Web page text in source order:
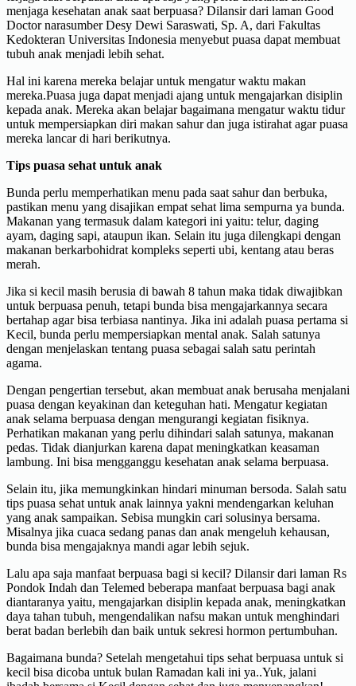
menjaga kesehatan anak saat berpuasa? Dilansir dari laman Good
Doctor narasumber Desy Dewi Saraswati, Sp. A, dari Fakultas
Kedokteran Universitas Indonesia menyebut puasa dapat membuat
tubuh anak menjadi lebih sehat.
Hal ini karena mereka belajar untuk mengatur waktu makan
mereka.Puasa juga dapat menjadi ajang untuk mengajarkan disiplin
kepada anak. Mereka akan belajar bagaimana mengatur waktu tidur
untuk mempersiapkan diri makan sahur dan juga istirahat agar puasa
mereka lancar di hari berikutnya.
Tips puasa sehat untuk anak
Bunda perlu memperhatikan menu pada saat sahur dan berbuka,
pastikan menu yang disajikan empat sehat lima sempurna ya bunda.
Makanan yang termasuk dalam kategori ini yaitu: telur, daging
ayam, daging sapi, ataupun ikan. Selain itu juga dilengkapi dengan
makanan berkarbohidrat kompleks seperti ubi, kentang atau beras
merah.
Jika si kecil masih berusia di bawah 8 tahun maka tidak diwajibkan
untuk berpuasa penuh, tetapi bunda bisa mengajarkannya secara
bertahap agar bisa terbiasa nantinya. Jika ini adalah puasa pertama si
Kecil, bunda perlu mempersiapkan mental anak. Salah satunya
dengan menjelaskan tentang puasa sebagai salah satu perintah
agama.
Dengan pengertian tersebut, akan membuat anak berusaha menjalani
puasa dengan keyakinan dan keteguhan hati. Mengatur kegiatan
anak selama berpuasa dengan mengurangi kegiatan fisiknya.
Perhatikan makanan yang perlu dihindari salah satunya, makanan
pedas. Tidak dianjurkan karena dapat meningkatkan keasaman
lambung. Ini bisa mengganggu kesehatan anak selama berpuasa.
Selain itu, jika memungkinkan hindari minuman bersoda. Salah satu
tips puasa sehat untuk anak lainnya yakni mendengarkan keluhan
yang anak sampaikan. Sebisa mungkin cari solusinya bersama.
Misalnya jika cuaca sedang panas dan anak mengeluh kehausan,
bunda bisa mengajaknya mandi agar lebih sejuk.
Lalu apa saja manfaat berpuasa bagi si kecil? Dilansir dari laman Rs
Pondok Indah dan Telemed beberapa manfaat berpuasa bagi anak
diantaranya yaitu, mengajarkan disiplin kepada anak, meningkatkan
daya tahan tubuh, mengendalikan nafsu makan untuk menghindari
berat badan berlebih dan baik untuk sekresi hormon pertumbuhan.
Bagaimana bunda? Setelah mengetahui tips sehat berpuasa untuk si
kecil bisa dicoba untuk bulan Ramadan kali ini ya..Yuk, jalani